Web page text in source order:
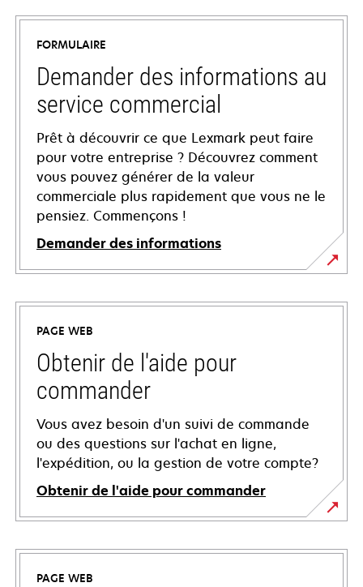
FORMULAIRE
Demander des informations au
service commercial
Prêt à découvrir ce que Lexmark peut faire
pour votre entreprise ? Découvrez comment
vous pouvez générer de la valeur
commerciale plus rapidement que vous ne le
pensiez. Commençons !
Demander des informations
PAGE WEB
Obtenir de l'aide pour
commander
Vous avez besoin d'un suivi de commande
ou des questions sur l'achat en ligne,
l'expédition, ou la gestion de votre compte?
Obtenir de l'aide pour commander
PAGE WEB